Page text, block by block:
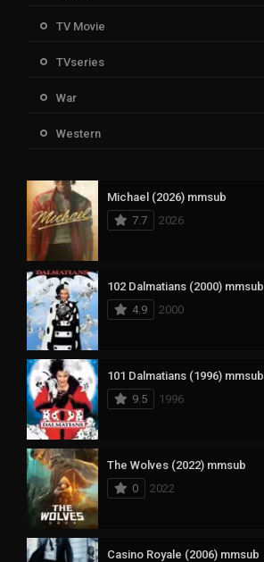
TV Movie
TVseries
War
Western
Michael (2026) mmsub
7.7
2026
102 Dalmatians (2000) mmsub
4.9
2000
101 Dalmatians (1996) mmsub
9.5
1996
The Wolves (2022) mmsub
0
2022
Casino Royale (2006) mmsub